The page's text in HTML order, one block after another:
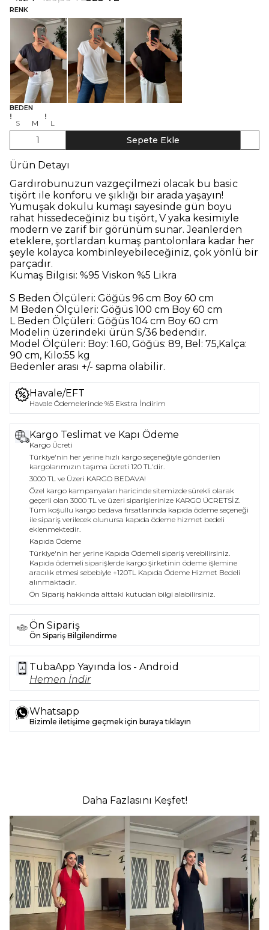
RENK
BEDEN
S M L
1 Sepete Ekle
Ürün Detayı
Gardırobunuzun vazgeçilmezi olacak bu basic
tişört ile konforu ve şıklığı bir arada yaşayın!
Yumuşak dokulu kumaşı sayesinde gün boyu
rahat hissedeceğiniz bu tişört, V yaka kesimiyle
modern ve zarif bir görünüm sunar. Jeanlerden
eteklere, şortlardan kumaş pantolonlara kadar her
şeyle kolayca kombinleyebileceğiniz, çok yönlü bir
parçadır.
Kumaş Bilgisi: %95 Viskon %5 Likra
S Beden Ölçüleri: Göğüs 96 cm Boy 60 cm
M Beden Ölçüleri: Göğüs 100 cm Boy 60 cm
L Beden Ölçüleri: Göğüs 104 cm Boy 60 cm
Modelin üzerindeki ürün S/36 bedendir.
Model Ölçüleri: Boy: 1.60, Göğüs: 89, Bel: 75,Kalça:
90 cm, Kilo:55 kg
Bedenler arası +/- sapma olabilir.
Havale/EFT
Havale Ödemelerinde %5 Ekstra İndirim
Kargo Teslimat ve Kapı Ödeme
Kargo Ücreti
Türkiye'nin her yerine hızlı kargo seçeneğiyle gönderilen
kargolarımızın taşıma ücreti 120 TL'dir.
3000 TL ve Üzeri KARGO BEDAVA!
Özel kargo kampanyaları haricinde sitemizde sürekli olarak
geçerli olan 3000 TL ve üzeri siparişlerinize KARGO ÜCRETSİZ.
Tüm koşullu kargo bedava fırsatlarında kapıda ödeme seçeneği
ile sipariş verilecek olunursa kapıda ödeme hizmet bedeli
eklenmektedir.
Kapıda Ödeme
Türkiye'nin her yerine Kapıda Ödemeli sipariş verebilirsiniz.
Kapıda ödemeli siparişlerde kargo şirketinin ödeme işlemine
aracılık etmesi sebebiyle +120TL Kapıda Ödeme Hizmet Bedeli
alınmaktadır.
Ön Sipariş hakkında alttaki kutudan bilgi alabilirsiniz.
Ön Sipariş
Ön Sipariş Bilgilendirme
TubaApp Yayında İos - Android
Hemen İndir
Whatsapp
Bizimle iletişime geçmek için buraya tıklayın
Daha Fazlasını Keşfet!